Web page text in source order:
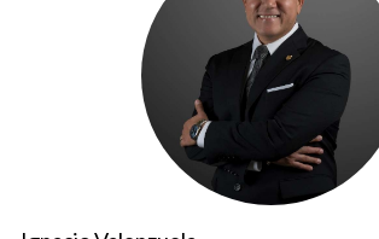
Investiga opciones: Compara
zona. Mira sus tarifas, servicios y
Notifica a tu broker actual: Comunica
cambiar. Asegúrate de entender
legal o financiera.
Transfiere tus cuentas: Coordina con
para transferir toda la documentación
Mantén una comunicación abierta:
proceso, mantén informados a todos